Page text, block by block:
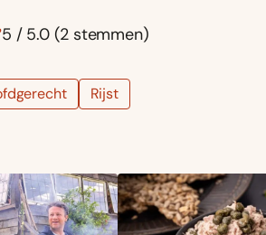
5 / 5.0 (2 stemmen)
Rijst